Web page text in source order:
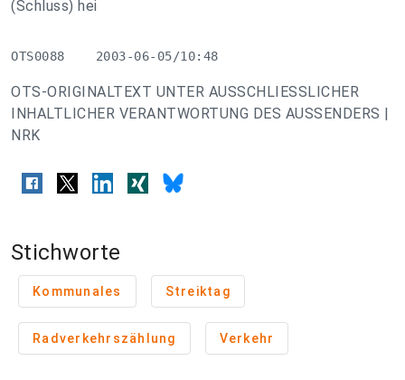
(Schluss) hei
OTS0088    2003-06-05/10:48
OTS-ORIGINALTEXT UNTER AUSSCHLIESSLICHER
INHALTLICHER VERANTWORTUNG DES AUSSENDERS |
NRK
Stichworte
Kommunales Streiktag
Radverkehrszählung Verkehr